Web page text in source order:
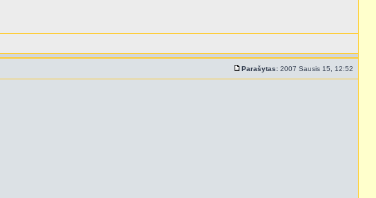
Parašytas: 2007 Sausis 15, 12:52